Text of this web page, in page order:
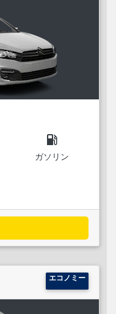
local_gas_station
ガソリン
エコノミー